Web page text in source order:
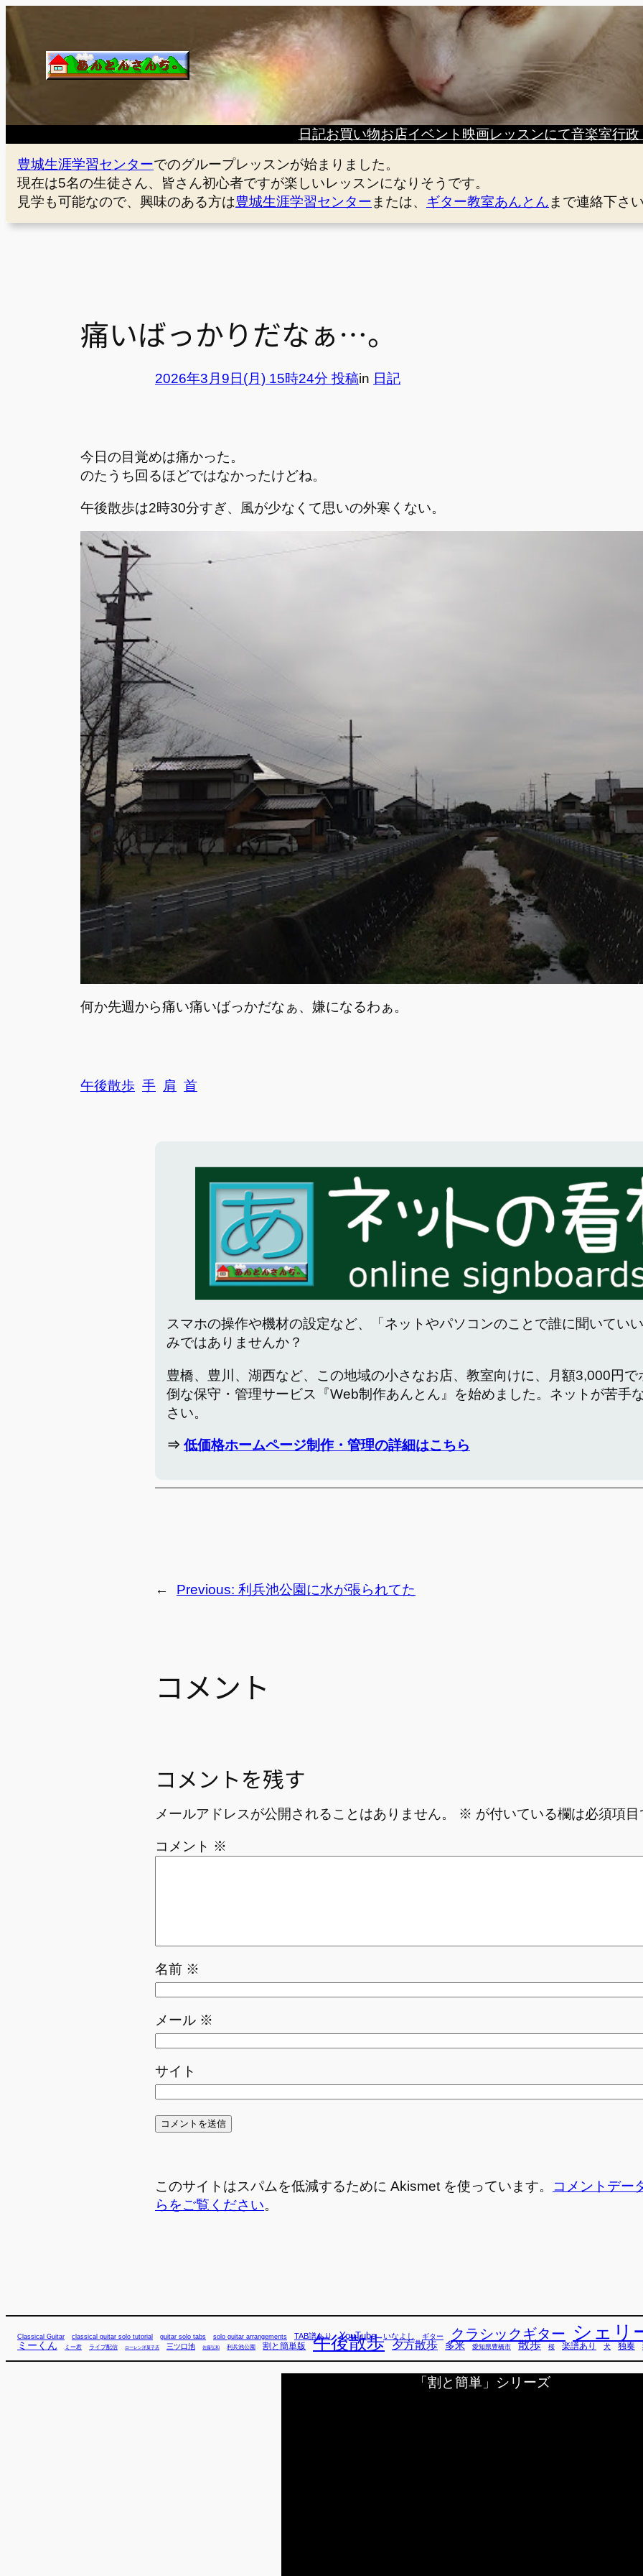
内
容
ス
キ
ッ
プ
日記お買い物お店イベント 映画レッスンにて音楽室行政
豊城生涯学習センターでのグループレッスンが始まりました。
現在は5名の生徒さん、皆さん初心者ですが楽しいレッスンになりそうです。
見学も可能なので、興味のある方は豊城生涯学習センター または、 ギター教室あんとん まで連絡下さ
痛いばっかりだなぁ…。
2026年3月9日(月) 15時24分 投稿in 日記
今日の目覚めは痛かった。
のたうち回るほどではなかったけどね。
午後散歩は2時30分すぎ、風が少なくて思いの外寒くない。
何か先週から痛い痛いばっかだなぁ、嫌になるわぁ。
午後散歩 手 肩 首
スマホの操作や機材の設定など、「ネットやパソコンのことで誰に聞いてい
みではありませんか？
豊橋、豊川、湖西など、この地域の小さなお店、教室向けに、月額3,000円
倒な保守・管理サービス『Web制作あんとん』を始めました。ネットが苦手
さい。
⇒ 低価格ホームページ制作・管理の詳細はこちら
← Previous: 利兵池公園に水が張られてた
コメント
コメントを残す
メールアドレスが公開されることはありません。 ※ が付いている欄は必須項目
コメント ※
名前 ※
メール ※
サイト
このサイトはスパムを低減するために Akismet を使っています。
コメントデー
らをご覧ください。
Classical Guitar classical guitar solo tutorial guitar solo tabs solo guitar arrangements TAB譜あり YouTube いなよし ギター クラシックギター シェリ
ミーくん ミー君 ライブ配信 ローレン洋菓子店 三ツ口池 佐藤弘和 利兵池公園 割と簡単版 午後散歩 夕方散歩 多米 愛知県豊橋市 散歩 桜 楽譜あり 犬 独奏
「割と簡単」シリーズ